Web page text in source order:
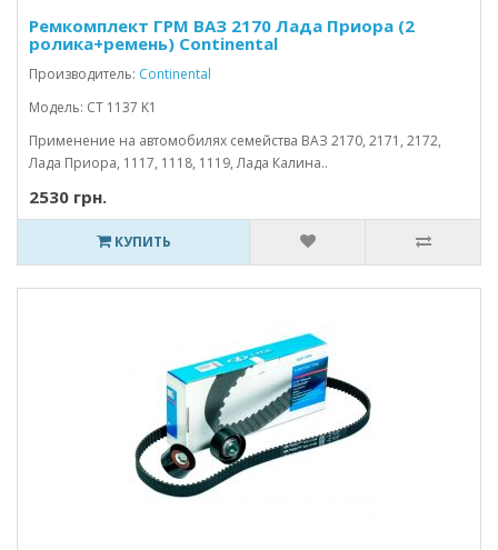
Ремкомплект ГРМ ВАЗ 2170 Лада Приора (2
ролика+ремень) Continental
Производитель: Continental
Модель: CT 1137 K1
Применение на автомобилях семейства ВАЗ 2170, 2171, 2172,
Лада Приора, 1117, 1118, 1119, Лада Калина..
2530 грн.
КУПИТЬ